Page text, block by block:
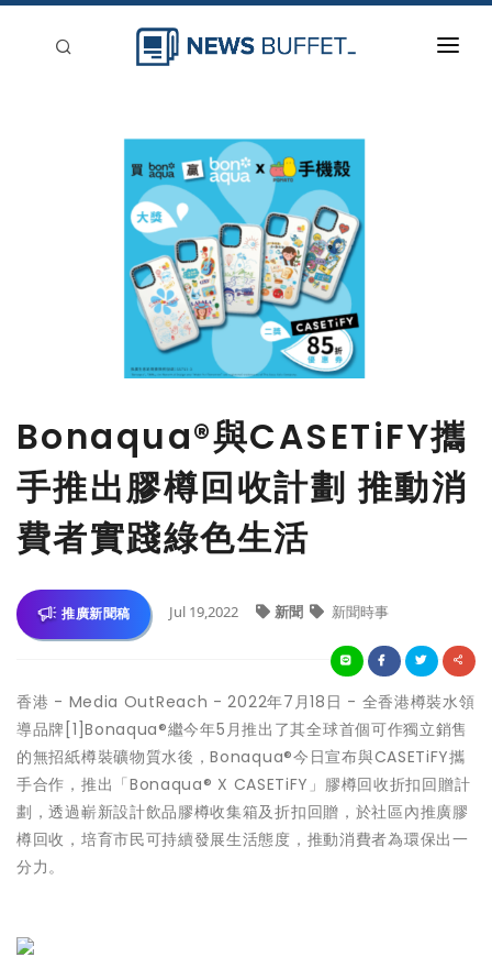
Bonaqua®與CASETiFY攜
手推出膠樽回收計劃 推動消
費者實踐綠色生活
推廣新聞稿 Jul 19,2022 新聞 新聞時事
香港 - Media OutReach - 2022年7月18日 - 全香港樽裝水領
導品牌[1]Bonaqua®繼今年5月推出了其全球首個可作獨立銷售
的無招紙樽裝礦物質水後，Bonaqua®今日宣布與CASETiFY攜
手合作，推出「Bonaqua® X CASETiFY」膠樽回收折扣回贈計
劃，透過嶄新設計飲品膠樽收集箱及折扣回贈，於社區內推廣膠
樽回收，培育市民可持續發展生活態度，推動消費者為環保出一
分力。